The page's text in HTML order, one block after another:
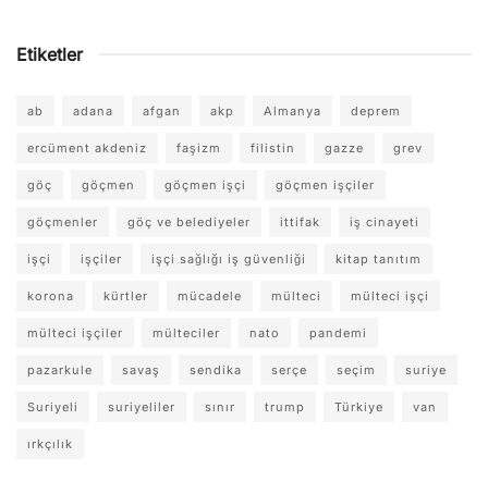
Etiketler
ab adana afgan akp Almanya deprem
ercüment akdeniz faşizm filistin gazze grev
göç göçmen göçmen işçi göçmen işçiler
göçmenler göç ve belediyeler ittifak iş cinayeti
işçi işçiler işçi sağlığı iş güvenliği kitap tanıtım
korona kürtler mücadele mülteci mülteci işçi
mülteci işçiler mülteciler nato pandemi
pazarkule savaş sendika serçe seçim suriye
Suriyeli suriyeliler sınır trump Türkiye van
ırkçılık